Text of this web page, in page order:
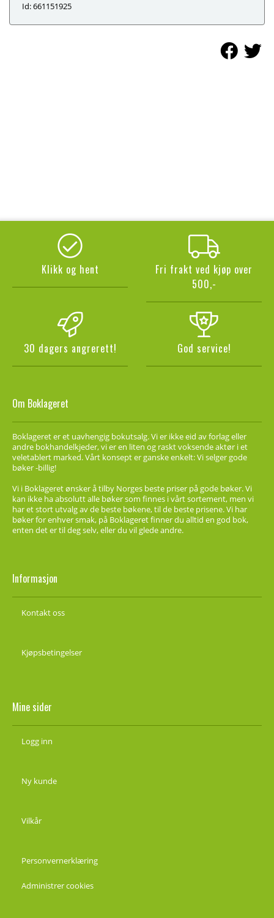
Id: 661151925
Klikk og hent
Fri frakt ved kjøp over
500,-
30 dagers angrerett! God service!
Om Boklageret
Boklageret er et uavhengig bokutsalg. Vi er ikke eid av forlag eller
andre bokhandelkjeder, vi er en liten og raskt voksende aktør i et
veletablert marked. Vårt konsept er ganske enkelt: Vi selger gode
bøker -billig!
Vi i Boklageret ønsker å tilby Norges beste priser på gode bøker. Vi
kan ikke ha absolutt alle bøker som finnes i vårt sortement, men vi
har et stort utvalg av de beste bøkene, til de beste prisene. Vi har
bøker for enhver smak, på Boklageret finner du alltid en god bok,
enten det er til deg selv, eller du vil glede andre.
Informasjon
Kontakt oss
Kjøpsbetingelser
Mine sider
Logg inn
Ny kunde
Vilkår
Personvernerklæring
Administrer cookies